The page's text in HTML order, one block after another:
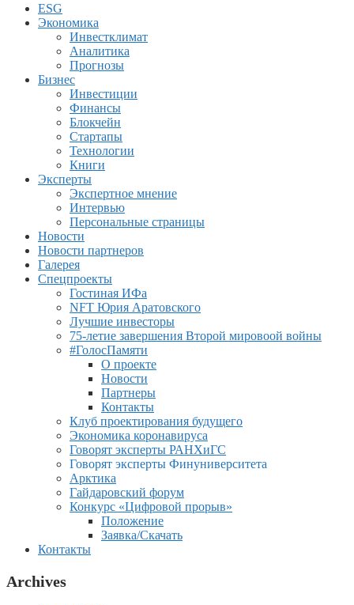
ESG
Экономика
Инвестклимат
Аналитика
Прогнозы
Бизнес
Инвестиции
Финансы
Блокчейн
Стартапы
Технологии
Книги
Эксперты
Экспертное мнение
Интервью
Персональные страницы
Новости
Новости партнеров
Галерея
Спецпроекты
Гостиная ИФа
NFT Юрия Аратовского
Лучшие инвесторы
75-летие завершения Второй мировоой войны
#ГолосПамяти
О проекте
Новости
Партнеры
Контакты
Клуб проектирования будущего
Экономика коронавируса
Говорят эксперты РАНХиГС
Говорят эксперты Финуниверситета
Арктика
Гайдаровский форум
Конкурс «Цифровой прорыв»
Положение
Заявка/Скачать
Контакты
Archives